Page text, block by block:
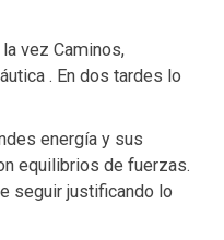
vez Caminos,
. En dos tardes lo
energía y sus
equilibrios de fuerzas.
seguir justificando lo